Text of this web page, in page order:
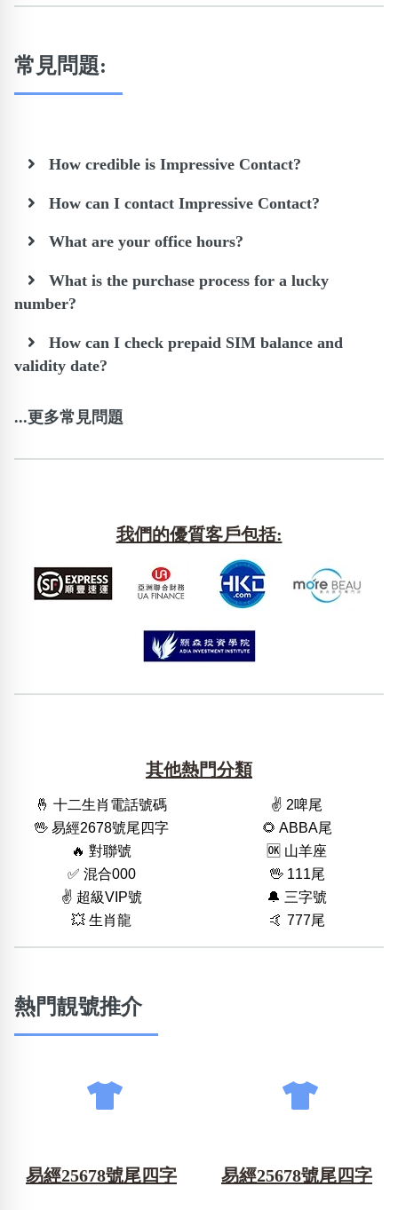
常見問題:
How credible is Impressive Contact?
How can I contact Impressive Contact?
What are your office hours?
What is the purchase process for a lucky
number?
How can I check prepaid SIM balance and
validity date?
...更多常見問題
我們的優質客戶包括:
其他熱門分類
🤞 十二生肖電話號碼
✌️ 2啤尾
🖖 易經2678號尾四字
🌻 ABBA尾
🔥 對聯號
🆗️ 山羊座
✅ 混合000
🖖 111尾
✌️ 超級VIP號
🔔 三字號
💥 生肖龍
🤙 777尾
熱門靚號推介
易經25678號尾四字 易經25678號尾四字